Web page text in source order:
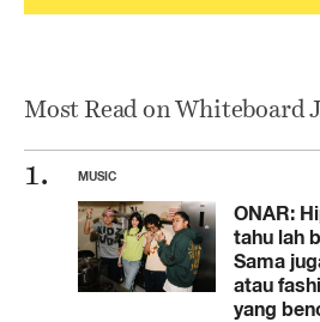
Most Read on Whiteboard
MUSIC
ONAR:
tahu lah
Sama
atau
yang